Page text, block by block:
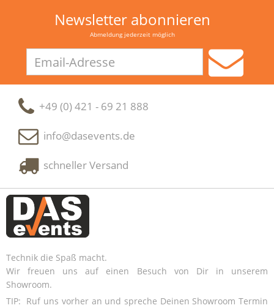
Newsletter abonnieren
Abmeldung jederzeit möglich
Adresse
+49 (0) 421 - 69 21 888
info@dasevents.de
schneller Versand
Technik die Spaß macht.
Wir freuen uns auf einen Besuch von Dir in unserem
Showroom.
TIP: Ruf uns vorher an und spreche Deinen Showroom Termin